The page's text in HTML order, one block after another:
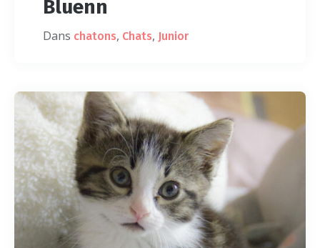
Bluenn
Dans chatons, Chats, Junior